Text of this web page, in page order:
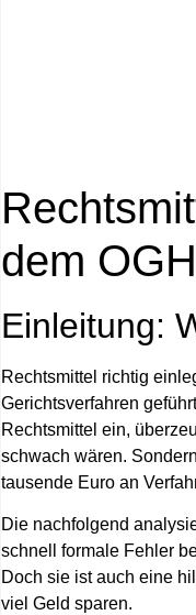
dem
Einleitung:
Rechtsmittel richtig
Gerichtsverfahren
Rechtsmittel ein,
schwach wären.
tausende Euro an
Die nachfolgend
schnell formale Fehler
Doch sie ist auch eine
viel Geld sparen.